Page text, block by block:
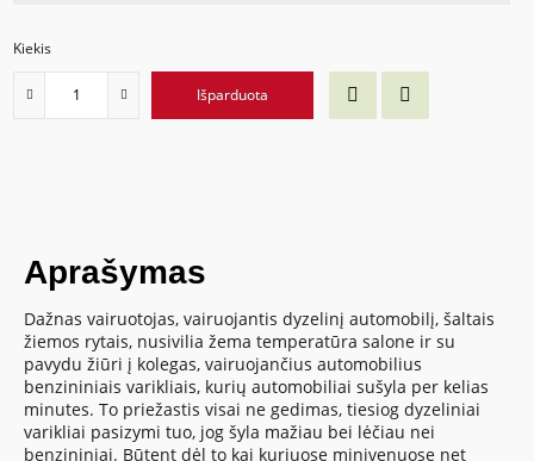
Kiekis
Išparduota
Aprašymas
Dažnas vairuotojas, vairuojantis dyzelinį automobilį, šaltais
žiemos rytais, nusivilia žema temperatūra salone ir su
pavydu žiūri į kolegas, vairuojančius automobilius
benzininiais varikliais, kurių automobiliai sušyla per kelias
minutes. To priežastis visai ne gedimas, tiesiog dyzeliniai
varikliai pasizymi tuo, jog šyla mažiau bei lėčiau nei
benzininiai. Būtent dėl to kai kuriuose minivenuose net